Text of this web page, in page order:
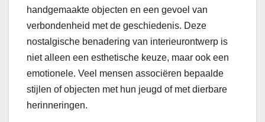
handgemaakte objecten en een gevoel van
verbondenheid met de geschiedenis. Deze
nostalgische benadering van interieurontwerp is
niet alleen een esthetische keuze, maar ook een
emotionele. Veel mensen associëren bepaalde
stijlen of objecten met hun jeugd of met dierbare
herinneringen.